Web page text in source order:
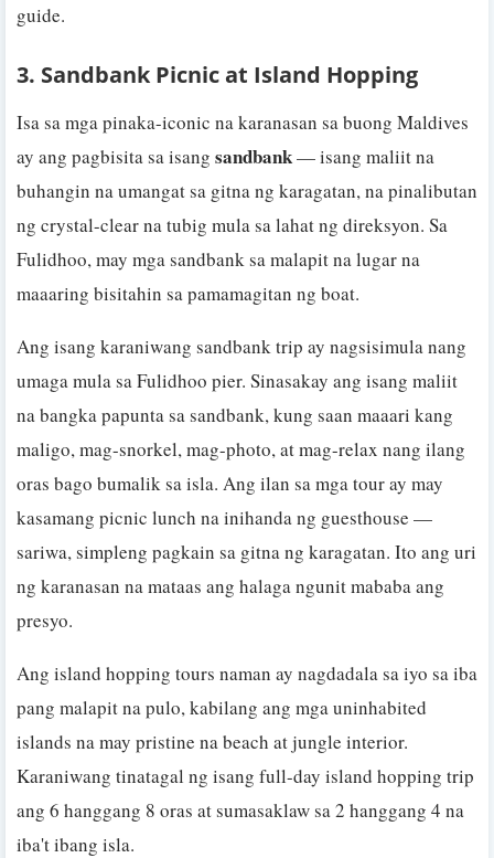
guide.
3. Sandbank Picnic at Island Hopping
Isa sa mga pinaka-iconic na karanasan sa buong Maldives
ay ang pagbisita sa isang sandbank— isang maliit na
buhangin na umangat sa gitna ng karagatan, na pinalibutan
ng crystal-clear na tubig mula sa lahat ng direksyon. Sa
Fulidhoo, may mga sandbank sa malapit na lugar na
maaaring bisitahin sa pamamagitan ng boat.
Ang isang karaniwang sandbank trip ay nagsisimula nang
umaga mula sa Fulidhoo pier. Sinasakay ang isang maliit
na bangka papunta sa sandbank, kung saan maaari kang
maligo, mag-snorkel, mag-photo, at mag-relax nang ilang
oras bago bumalik sa isla. Ang ilan sa mga tour ay may
kasamang picnic lunch na inihanda ng guesthouse —
sariwa, simpleng pagkain sa gitna ng karagatan. Ito ang uri
ng karanasan na mataas ang halaga ngunit mababa ang
presyo.
Ang island hopping tours naman ay nagdadala sa iyo sa iba
pang malapit na pulo, kabilang ang mga uninhabited
islands na may pristine na beach at jungle interior.
Karaniwang tinatagal ng isang full-day island hopping trip
ang 6 hanggang 8 oras at sumasaklaw sa 2 hanggang 4 na
iba't ibang isla.